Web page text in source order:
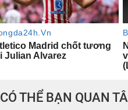
CÓ THỂ BẠN QUAN